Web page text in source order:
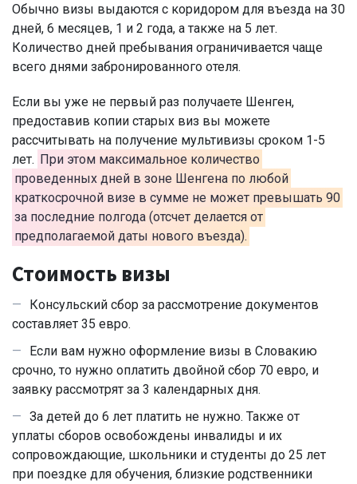
Обычно визы выдаются с коридором для въезда на 30
дней, 6 месяцев, 1 и 2 года, а также на 5 лет.
Количество дней пребывания ограничивается чаще
всего днями забронированного отеля.
Если вы уже не первый раз получаете Шенген,
предоставив копии старых виз вы можете
рассчитывать на получение мультивизы сроком 1-5
лет. При этом максимальное количество
проведенных дней в зоне Шенгена по любой
краткосрочной визе в сумме не может превышать 90
за последние полгода (отсчет делается от
предполагаемой даты нового въезда).
Стоимость визы
Консульский сбор за рассмотрение документов
составляет 35 евро.
Если вам нужно оформление визы в Словакию
срочно, то нужно оплатить двойной сбор 70 евро, и
заявку рассмотрят за 3 календарных дня.
За детей до 6 лет платить не нужно. Также от
уплаты сборов освобождены инвалиды и их
сопровождающие, школьники и студенты до 25 лет
при поездке для обучения, близкие родственники